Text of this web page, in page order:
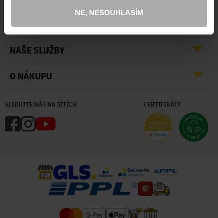
NE, NESOUHLASÍM
SLEDUJTE NÁS NA SÍTÍCH CERTIFIKÁTY
O NÁS
NAŠE SLUŽBY
O NÁKUPU